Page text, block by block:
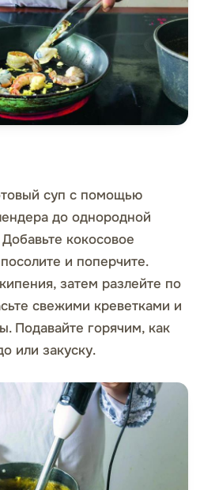
суп с помощью
до однородной
кокосовое
и поперчите.
затем разлейте по
свежими креветками и
Подавайте горячим, как
или закуску.